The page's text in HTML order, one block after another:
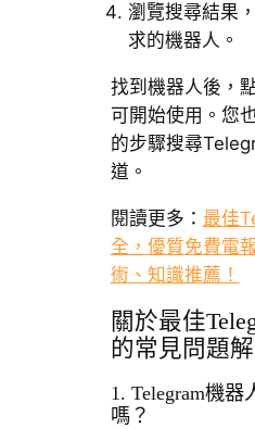
瀏覽搜尋結果
求的機器人。
找到機器人後，
可開始使用。您
的步驟搜尋
道。
閱讀更多： 最佳
全，優質免費電
術、知識推薦！
關於最佳
的常見問題
1. Telegram機器
嗎？